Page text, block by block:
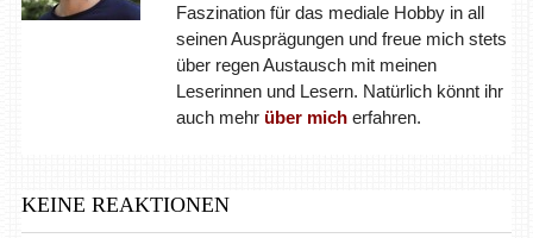
Faszination für das mediale Hobby in all
seinen Ausprägungen und freue mich stets
über regen Austausch mit meinen
Leserinnen und Lesern. Natürlich könnt ihr
auch mehr über micherfahren.
KEINE REAKTIONEN